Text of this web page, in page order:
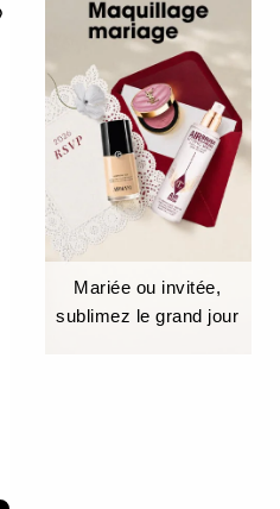
Mariée ou invitée,
sublimez le grand jour